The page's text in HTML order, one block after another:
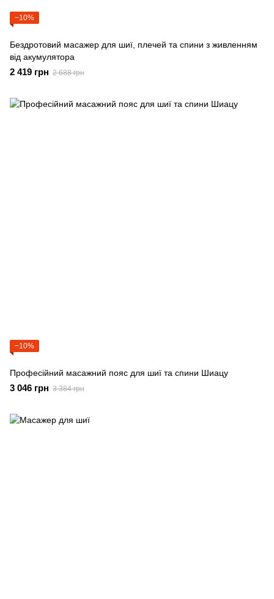
−10%
Бездротовий масажер для шиї, плечей та спини з живленням
від акумулятора
2 419 грн 2 688 грн
−10%
Професійний масажний пояс для шиї та спини Шиацу
3 046 грн 3 384 грн